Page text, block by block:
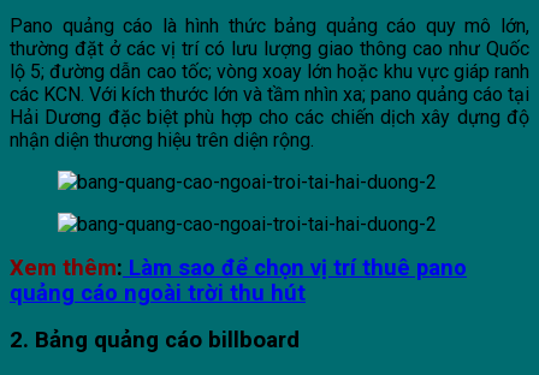
Pano quảng cáo là hình thức bảng quảng cáo quy mô lớn,
thường đặt ở các vị trí có lưu lượng giao thông cao như Quốc
lộ 5; đường dẫn cao tốc; vòng xoay lớn hoặc khu vực giáp ranh
các KCN. Với kích thước lớn và tầm nhìn xa; pano quảng cáo tại
Hải Dương đặc biệt phù hợp cho các chiến dịch xây dựng độ
nhận diện thương hiệu trên diện rộng.
Xem thêm: Làm sao để chọn vị trí thuê pano
quảng cáo ngoài trời thu hút
2. Bảng quảng cáo billboard